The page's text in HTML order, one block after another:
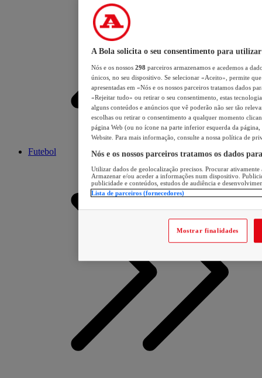
Futebol
A Bola solicita o seu consentimento para utilizar
Nós e os nossos 298 parceiros armazenamos e acedemos a
únicos, no seu dispositivo. Se selecionar «Aceito», permite
apresentadas em «Nós e os nossos parceiros tratamos dados
«Rejeitar tudo» ou retirar o seu consentimento, estas
alguns conteúdos e anúncios que vê poderão não ser tão
escolhas ou retirar o consentimento a qualquer momento
página Web (ou no ícone na parte inferior esquerda da página,
Website. Para mais informação, consulte a nossa política de
Nós e os nossos parceiros tratamos os dados
Utilizar dados de geolocalização precisos. Procurar
Armazenar e/ou aceder a informações num dispositivo.
publicidade e conteúdos, estudos de audiência e
Lista de parceiros (fornecedores)
Mostrar finalidades